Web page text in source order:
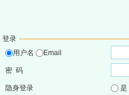
登录
用户名
Email
密 码
隐身登录